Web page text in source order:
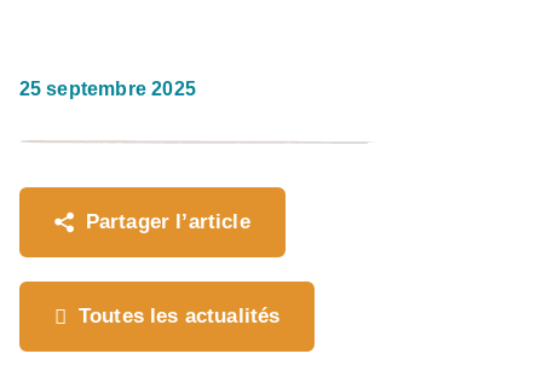
partager cette page?
25 septembre 2025
Partager l’article
Toutes les actualités